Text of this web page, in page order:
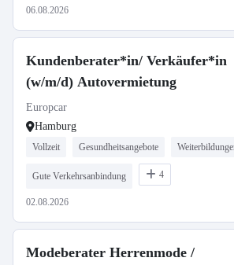
06.08.2026
Kundenberater*in/ Verkäufer*in
(w/m/d) Autovermietung
Europcar
Hamburg
Vollzeit Gesundheitsangebote
Gute Verkehrsanbindung 4
02.08.2026
Modeberater Herrenmode /